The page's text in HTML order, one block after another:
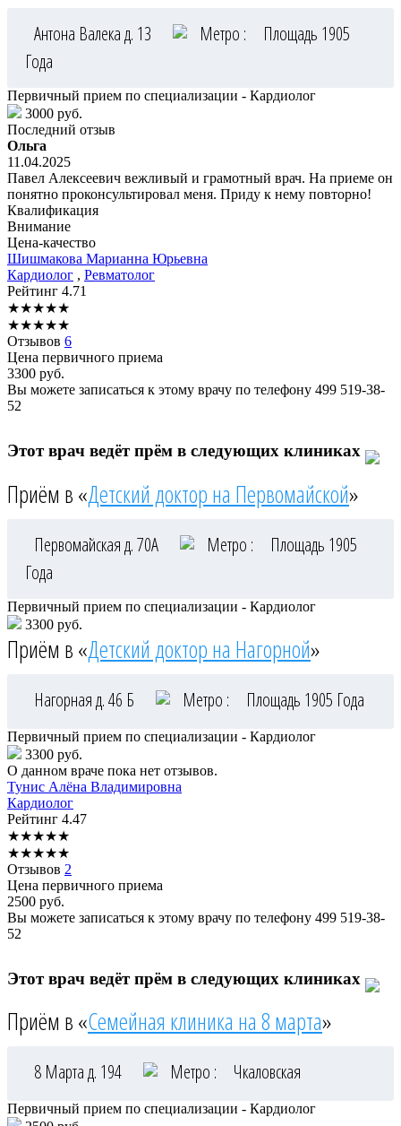
Антона Валека д. 13 Метро :
Площадь 1905
Года
Первичный прием по специализации - Кардиолог
3000 руб.
Последний отзыв
Ольга
11.04.2025
Павел Алексеевич вежливый и грамотный врач. На приеме он
понятно проконсультировал меня. Приду к нему повторно!
Квалификация
Внимание
Цена-качество
Шишмакова Марианна Юрьевна
Кардиолог , Ревматолог
Рейтинг 4.71
★★★★★
★★★★★
Отзывов 6
Цена первичного приема
3300 руб.
Вы можете записаться к этому врачу по телефону 499 519-38-
52
Этот врач ведёт прём в следующих клиниках
Приём в «Детский доктор на Первомайской»
Первомайская д. 70А Метро :
Площадь 1905
Года
Первичный прием по специализации - Кардиолог
3300 руб.
Приём в «Детский доктор на Нагорной»
Нагорная д. 46 Б Метро : Площадь 1905 Года
Первичный прием по специализации - Кардиолог
3300 руб.
О данном враче пока нет отзывов.
Тунис Алёна Владимировна
Кардиолог
Рейтинг 4.47
★★★★★
★★★★★
Отзывов 2
Цена первичного приема
2500 руб.
Вы можете записаться к этому врачу по телефону 499 519-38-
52
Этот врач ведёт прём в следующих клиниках
Приём в «Семейная клиника на 8 марта»
8 Марта д. 194 Метро : Чкаловская
Первичный прием по специализации - Кардиолог